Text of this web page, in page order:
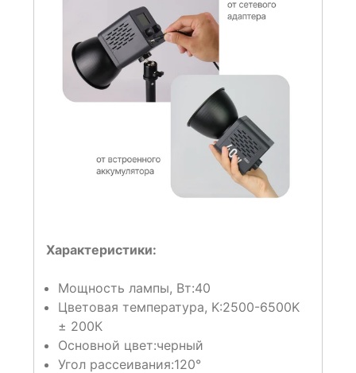
Характеристики:
Мощность лампы, Вт:40
Цветовая температура, K:2500-6500K
± 200К
Основной цвет:черный
Угол рассеивания:120°